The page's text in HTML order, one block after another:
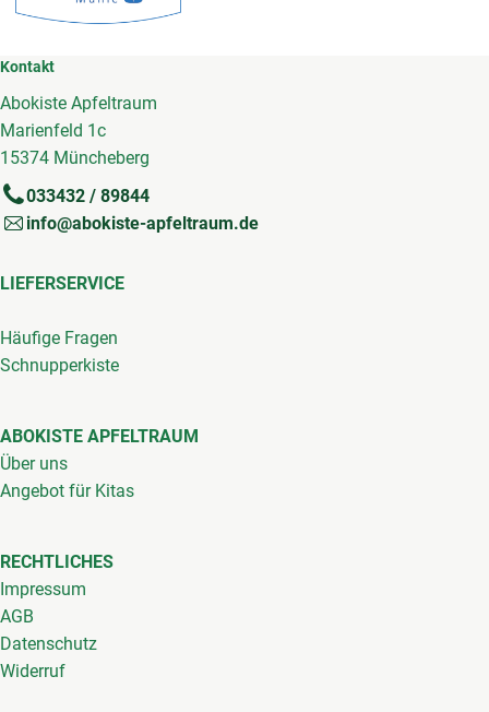
Kontakt
Abokiste Apfeltraum
Marienfeld 1c
15374 Müncheberg
033432 / 89844
info@abokiste-apfeltraum.de
LIEFERSERVICE
Häufige Fragen
Schnupperkiste
ABOKISTE APFELTRAUM
Über uns
Angebot für Kitas
RECHTLICHES
Impressum
AGB
Datenschutz
Widerruf